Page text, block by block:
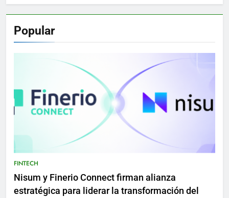
Popular
FINTECH
Nisum y Finerio Connect firman alianza
estratégica para liderar la transformación del